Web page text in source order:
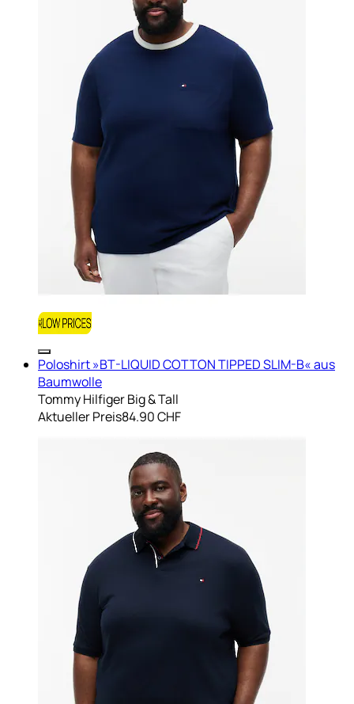
Poloshirt »BT-LIQUID COTTON TIPPED SLIM-B« aus
Baumwolle
Tommy Hilfiger Big & Tall
Aktueller Preis84.90 CHF